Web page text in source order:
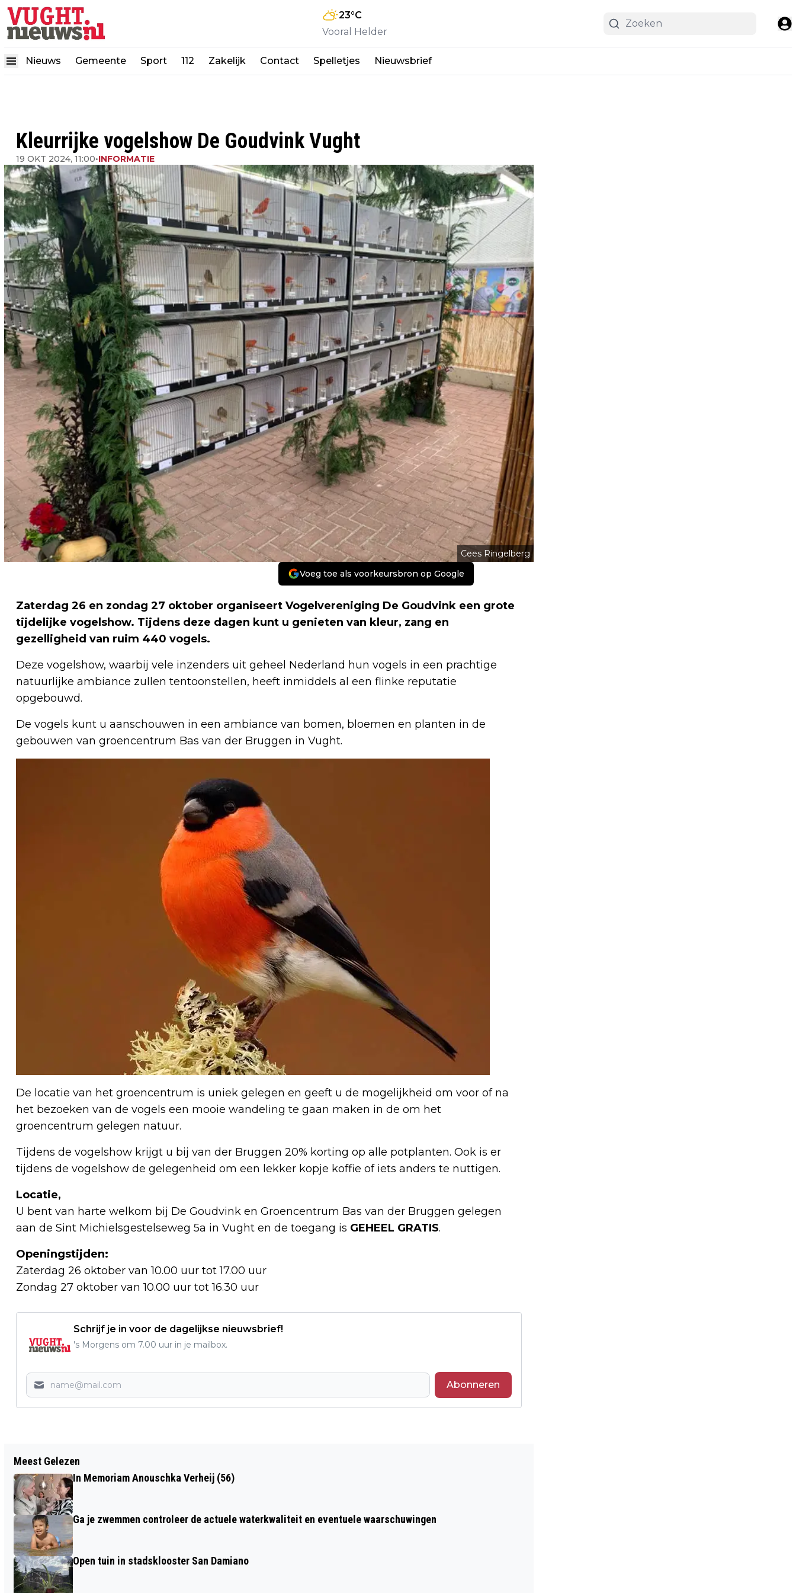
23°C
Vooral Helder
Nieuws Gemeente Sport 112 Zakelijk Contact Spelletjes Nieuwsbrief
Kleurrijke vogelshow De Goudvink Vught
19 OKT 2024, 11:00•INFORMATIE
Cees Ringelberg
Voeg toe als voorkeursbron op Google
Zaterdag 26 en zondag 27 oktober organiseert Vogelvereniging De Goudvink een grote
tijdelijke vogelshow. Tijdens deze dagen kunt u genieten van kleur, zang en
gezelligheid van ruim 440 vogels.
Deze vogelshow, waarbij vele inzenders uit geheel Nederland hun vogels in een prachtige
natuurlijke ambiance zullen tentoonstellen, heeft inmiddels al een flinke reputatie
opgebouwd.
De vogels kunt u aanschouwen in een ambiance van bomen, bloemen en planten in de
gebouwen van groencentrum Bas van der Bruggen in Vught.
De locatie van het groencentrum is uniek gelegen en geeft u de mogelijkheid om voor of na
het bezoeken van de vogels een mooie wandeling te gaan maken in de om het
groencentrum gelegen natuur.
Tijdens de vogelshow krijgt u bij van der Bruggen 20% korting op alle potplanten. Ook is er
tijdens de vogelshow de gelegenheid om een lekker kopje koffie of iets anders te nuttigen.
Locatie,
U bent van harte welkom bij De Goudvink en Groencentrum Bas van der Bruggen gelegen
aan de Sint Michielsgestelseweg 5a in Vught en de toegang is GEHEEL GRATIS.
Openingstijden:
Zaterdag 26 oktober van 10.00 uur tot 17.00 uur
Zondag 27 oktober van 10.00 uur tot 16.30 uur
Schrijf je in voor de dagelijkse nieuwsbrief!
's Morgens om 7.00 uur in je mailbox.
Abonneren
GEMASKERDE MANNEN KOMEN VELD OP
TIJDENS STAKING BIJ FC DEN BOSCH-
VITESSE
Meest Gelezen
In Memoriam Anouschka Verheij (56)
Ga je zwemmen controleer de actuele waterkwaliteit en eventuele waarschuwingen
Open tuin in stadsklooster San Damiano